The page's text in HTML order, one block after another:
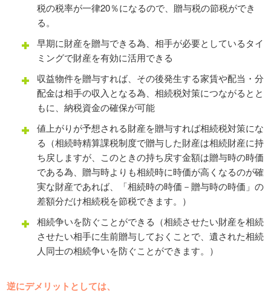
税の税率が一律20％になるので、贈与税の節税ができ
る。
早期に財産を贈与できる為、相手が必要としているタイ
ミングで財産を有効に活用できる
収益物件を贈与すれば、その後発生する家賃や配当・分
配金は相手の収入となる為、相続税対策につながるとと
もに、納税資金の確保が可能
値上がりが予想される財産を贈与すれば相続税対策にな
る（相続時精算課税制度で贈与した財産は相続財産に持
ち戻しますが、このときの持ち戻す金額は贈与時の時価
である為、贈与時よりも相続時に時価が高くなるのが確
実な財産であれば、「相続時の時価－贈与時の時価」の
差額分だけ相続税を節税できます。）
相続争いを防ぐことができる（相続させたい財産を相続
させたい相手に生前贈与しておくことで、遺された相続
人同士の相続争いを防ぐことができます。）
逆にデメリットとしては、